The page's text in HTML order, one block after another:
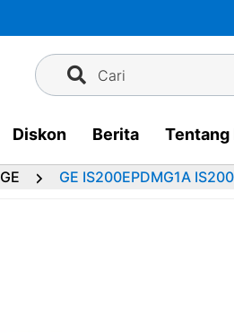
Cari
Diskon Berita Tentang
GE GE IS200EPDMG1A